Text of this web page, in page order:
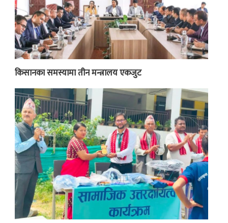
किसानका समस्यामा तीन मन्त्रालय एकजुट